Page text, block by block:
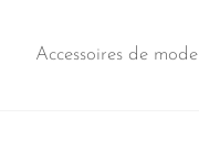
Accessoires de mode